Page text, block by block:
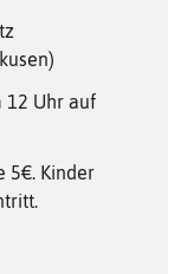
12 Uhr auf
5€. Kinder